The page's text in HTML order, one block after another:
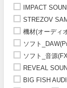
IMPACT
STREZOV
機材(オーディ
ソフト
ソフト_音源
REVEAL
BIG FISH